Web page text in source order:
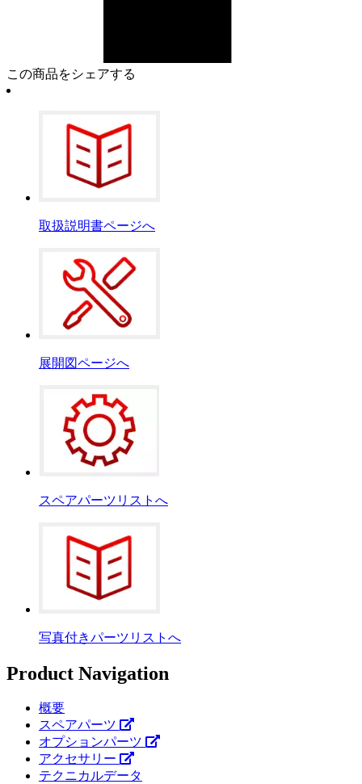
この商品をシェアする
取扱説明書ページへ
展開図ページへ
スペアパーツリストへ
写真付きパーツリストへ
Product Navigation
概要
スペアパーツ
オプションパーツ
アクセサリー
テクニカルデータ